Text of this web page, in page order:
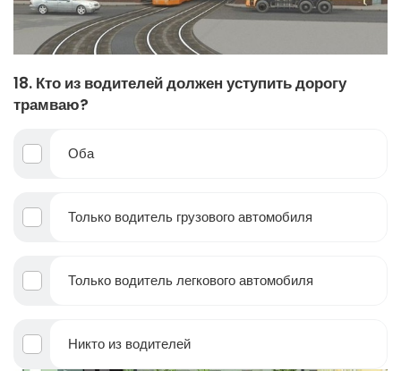
18. Кто из водителей должен уступить дорогу
трамваю?
Оба
Только водитель грузового автомобиля
Только водитель легкового автомобиля
Никто из водителей